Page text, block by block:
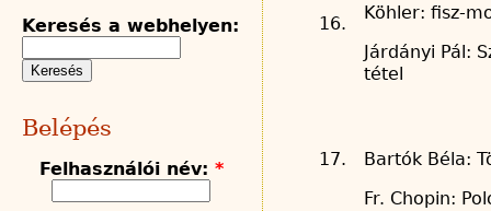
16.
Köhler: fisz-
Járdányi Pál:
tétel
17.
Bartók Béla:
Fr. Chopin:
Keresés a webhelyen:
Belépés
Felhasználói név: *